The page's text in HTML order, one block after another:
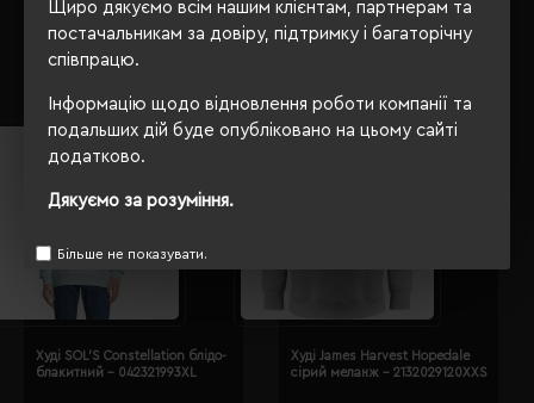
Щиро дякуємо всім нашим клієнтам, партнерам та
постачальникам за довіру, підтримку і багаторічну
співпрацю.
Інформацію щодо відновлення роботи компанії та
подальших дій буде опубліковано на цьому сайті
додатково.
Дякуємо за розуміння.
Більше не показувати.
Модель:
04237(SOL’S)
2387.30 грн
Детальніше...
Модель:
03812(SOL’S)
Детальніше...
Худі SOL'S Constellation блідо-
блакитний - 042321993XL
Худі James Harvest Hopedale
сірий меланж - 2132029120XXS